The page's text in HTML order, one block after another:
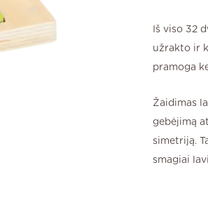
Iš viso 32
užrakto ir
pramoga
Žaidimas
gebėjimą
simetriją.
smagiai